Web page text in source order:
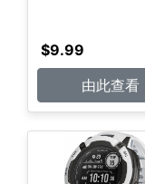
$9.99
由此查看